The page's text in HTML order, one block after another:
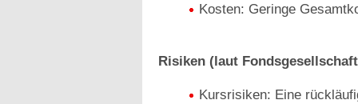
Kosten: Geringe
Risiken (laut
Kursrisiken: Eine